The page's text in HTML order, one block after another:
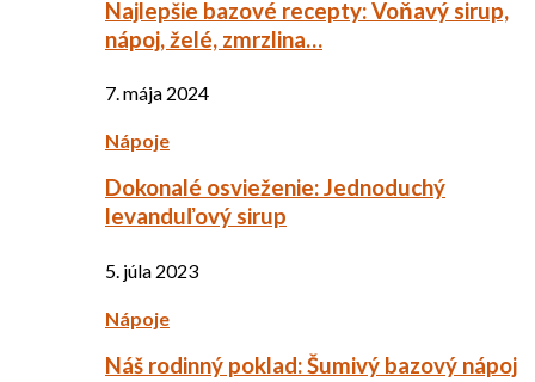
Najlepšie bazové recepty: Voňavý sirup,
nápoj, želé, zmrzlina…
7. mája 2024
Nápoje
Dokonalé osvieženie: Jednoduchý
levanduľový sirup
5. júla 2023
Nápoje
Náš rodinný poklad: Šumivý bazový nápoj